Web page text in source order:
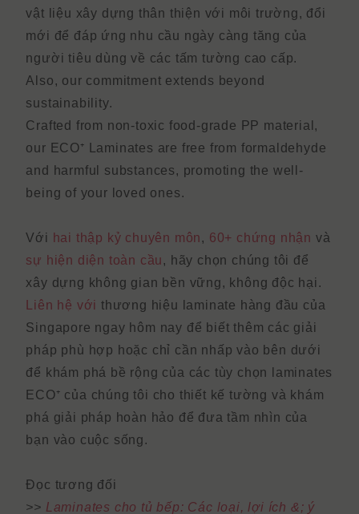
vật liệu xây dựng thân thiện với môi trường, đổi
mới để đáp ứng nhu cầu ngày càng tăng của
người tiêu dùng về các tấm tường cao cấp.
Also, our commitment extends beyond
sustainability.
Crafted from non-toxic food-grade PP material,
our ECO⁺ Laminates are free from formaldehyde
and harmful substances, promoting the well-
being of your loved ones.
Với hai thập kỷ chuyên môn, 60+ chứng nhận và
sự hiện diện toàn cầu, hãy chọn chúng tôi để
xây dựng không gian bền vững, không độc hại.
Liên hệ với thương hiệu laminate hàng đầu của
Singapore ngay hôm nay để biết thêm các giải
pháp phù hợp hoặc chỉ cần nhấp vào bên dưới
để khám phá bề rộng của các tùy chọn laminates
ECO⁺ của chúng tôi cho thiết kế tường và khám
phá giải pháp hoàn hảo để đưa tầm nhìn của
bạn vào cuộc sống.
Đọc tương đối
>> Laminates cho tủ bếp: Các loại, lợi ích &; ý